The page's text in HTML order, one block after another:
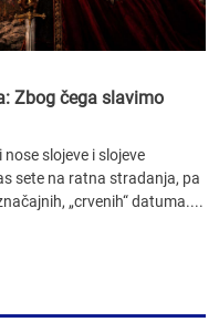
Zbog čega slavimo
slojeve i slojeve
sete na ratna stradanja, pa
„crvenih“ datuma....